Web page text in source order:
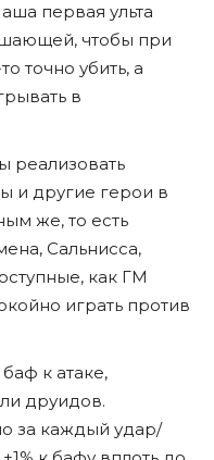
первая ульта
чтобы при
точно убить, а
в
реализовать
и другие герои в
же, то есть
Сальнисса,
как ГМ
играть против
к атаке,
друидов.
за каждый удар/